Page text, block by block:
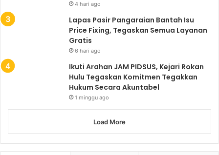
4 hari ago
Lapas Pasir Pangaraian Bantah Isu
Price Fixing, Tegaskan Semua Layanan
Gratis
6 hari ago
Ikuti Arahan JAM PIDSUS, Kejari Rokan
Hulu Tegaskan Komitmen Tegakkan
Hukum Secara Akuntabel
1 minggu ago
Load More